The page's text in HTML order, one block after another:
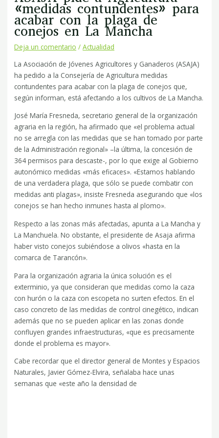
«medidas contundentes» para
acabar con la plaga de
conejos en La Mancha
Deja un comentario /Actualidad
La Asociación de Jóvenes Agricultores y Ganaderos (ASAJA)
ha pedido a la Consejería de Agricultura medidas
contundentes para acabar con la plaga de conejos que,
según informan, está afectando a los cultivos de La Mancha.
José María Fresneda, secretario general de la organización
agraria en la región, ha afirmado que «el problema actual
no se arregla con las medidas que se han tomado por parte
de la Administración regional» –la última, la concesión de
364 permisos para descaste-, por lo que exige al Gobierno
autonómico medidas «más eficaces». «Estamos hablando
de una verdadera plaga, que sólo se puede combatir con
medidas anti plagas», insiste Fresneda asegurando que «los
conejos se han hecho inmunes hasta al plomo».
Respecto a las zonas más afectadas, apunta a La Mancha y
La Manchuela. No obstante, el presidente de Asaja afirma
haber visto conejos subiéndose a olivos «hasta en la
comarca de Tarancón».
Para la organización agraria la única solución es el
exterminio, ya que consideran que medidas como la caza
con hurón o la caza con escopeta no surten efectos. En el
caso concreto de las medidas de control cinegético, indican
además que no se pueden aplicar en las zonas donde
confluyen grandes infraestructuras, «que es precisamente
donde el problema es mayor».
Cabe recordar que el director general de Montes y Espacios
Naturales, Javier Gómez-Elvira, señalaba hace unas
semanas que «este año la densidad de